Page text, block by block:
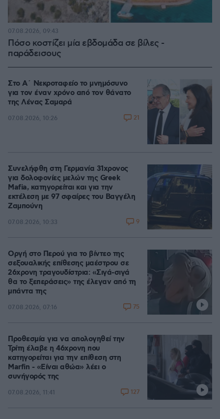
Πόσο κοστίζει μία εβδομάδα σε βίλες -
παράδεισους
07.08.2026, 09:43
Στο Α΄ Νεκροταφείο το μνημόσυνο
για τον έναν χρόνο από τον θάνατο
της Λένας Σαμαρά
07.08.2026, 10:26 21
Συνελήφθη στη Γερμανία 31χρονος
για δολοφονίες μελών της Greek
Mafia, κατηγορείται και για την
εκτέλεση με 97 σφαίρες του Βαγγέλη
Ζαμπούνη
07.08.2026, 10:33 9
Οργή στο Περού για το βίντεο της
σεξουαλικής επίθεσης μαέστρου σε
26χρονη τραγουδίστρια: «Σιγά-σιγά
θα το ξεπεράσεις» της έλεγαν από τη
μπάντα της
07.08.2026, 07:16 75
Προθεσμία για να απολογηθεί την
Τρίτη έλαβε η 46χρονη που
κατηγορείται για την επίθεση στη
Marfin - «Είναι αθώα» λέει ο
συνήγορός της
07.08.2026, 11:41 127